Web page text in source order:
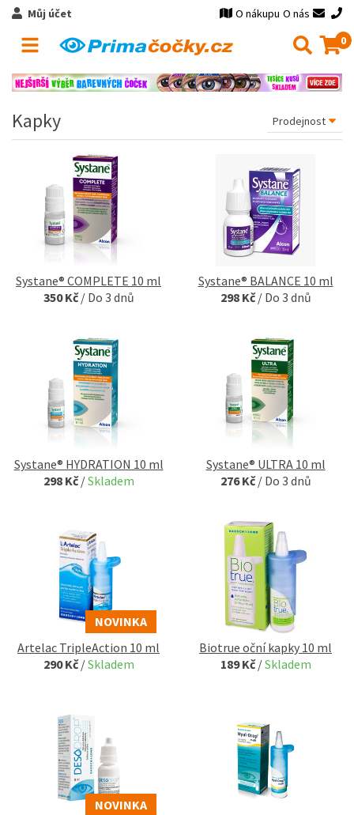
Můj účet O nákupu O nás
0
Kapky
Systane® COMPLETE 10 ml
350 Kč/ Do 3 dnů
Systane® BALANCE 10 ml
298 Kč/ Do 3 dnů
Systane® HYDRATION 10 ml
298 Kč/Skladem
Systane® ULTRA 10 ml
276 Kč/ Do 3 dnů
NOVINKA
Artelac TripleAction 10 ml
290 Kč/Skladem
Biotrue oční kapky 10 ml
189 Kč/Skladem
NOVINKA